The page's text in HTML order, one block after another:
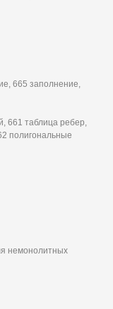
665 заполнение,
661 таблица ребер,
полигональные
немонолитных